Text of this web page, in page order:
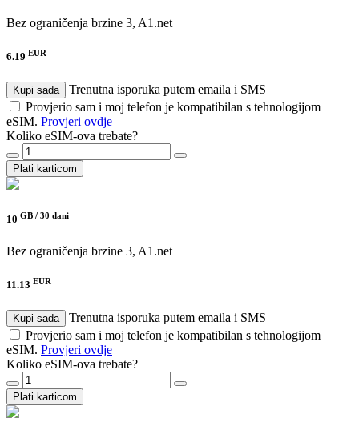
Bez ograničenja brzine 3, A1.net
6.19 EUR
Kupi sada
Trenutna isporuka putem emaila i SMS
Provjerio sam i moj telefon je kompatibilan s tehnologijom
eSIM. Provjeri ovdje
Koliko eSIM-ova trebate?
Plati karticom
10 GB / 30 dani
Bez ograničenja brzine 3, A1.net
11.13 EUR
Kupi sada
Trenutna isporuka putem emaila i SMS
Provjerio sam i moj telefon je kompatibilan s tehnologijom
eSIM. Provjeri ovdje
Koliko eSIM-ova trebate?
Plati karticom